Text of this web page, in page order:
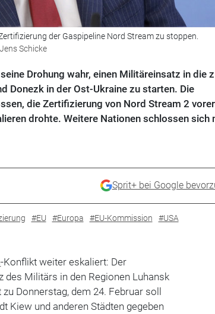
der Gaspipeline Nord Stream zu stoppen.
Schicke
Drohung wahr, einen Militäreinsatz in die
Donezk in der Ost-Ukraine zu starten. Die
die Zertifizierung von Nord Stream 2
drohte. Weitere Nationen schlossen sich
Sprit+ bei Google
#EU #Europa #EU-Kommission
#USA
-Konflikt weiter eskaliert: Der
des Militärs in den Regionen Luhansk
Donnerstag, dem 24. Februar soll
Kiew und anderen Städten gegeben